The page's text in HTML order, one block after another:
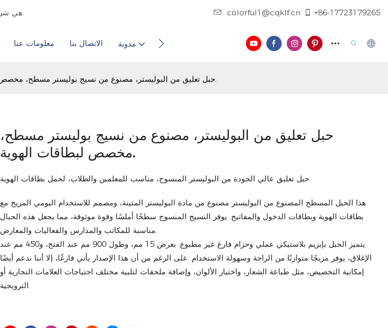
colorful1@cqklf.cn +86-17723179265
معلومات عنا الاتصال بنا مدونة فيديو
حبل تعليق من البوليستر، مصنوع من نسيج بوليستر مسطح، مخصص لبطاقات الهوية.
حبل تعليق من البوليستر، مصنوع من نسيج بوليستر مسطح،
مخصص لبطاقات الهوية.
حبل تعليق عالي الجودة من البوليستر المنسوج، مناسب للمعلمين والطلاب، لحمل بطاقات الهوية.
هذا الحبل المسطح المصنوع من البوليستر مصنوع من مادة البوليستر المتينة، ومصمم للاستخدام اليومي المريح مع
بطاقات الهوية وبطاقات الدخول والمفاتيح. يوفر النسيج المنسوج سطحًا أملسًا وقوة موثوقة، مما يجعل هذه الحبال
مناسبة للمكاتب والمدارس والفعاليات والمعارض.
يتميز الحبل بإبزيم بلاستيكي عملي وحزام فارغ غير مطبوع. بعرض 15 مم، وطول 900 مم عند الفتح، و450 مم عند
الإغلاق، يوفر مزيجًا متوازنًا من الراحة وسهولة الاستخدام. على الرغم من أن هذا الإصدار يأتي فارغًا، إلا أننا ندعم أيضًا
إمكانية التخصيص، مثل طباعة الشعار، واختيار الألوان، وإضافة ملحقات لتلبية مختلف احتياجات العلامات التجارية أو
الترويجية.